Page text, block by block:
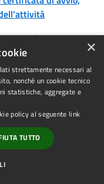
aperto:
della
aperto:
per lo
scopo di lucro
chiuso:
×
strettamente necessari al
nonché un cookie tecnico
statistiche, aggregate e
policy al seguente link
TUTTO